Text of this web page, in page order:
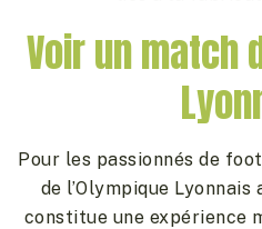
Voir un match
Pour les passionnés de
de l’Olympique Lyonnais
constitue une expérience